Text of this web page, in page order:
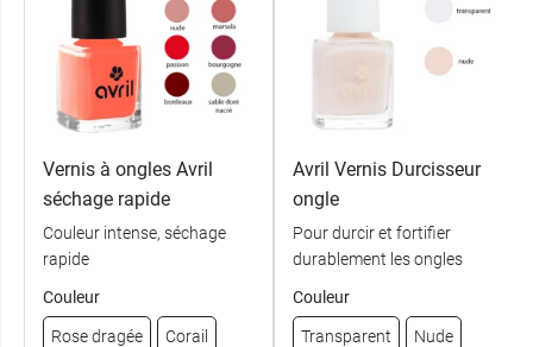
Vernis à ongles Avril
séchage rapide
Couleur intense, séchage
rapide
Couleur
Rose dragée Corail
Avril Vernis Durcisseur
ongle
Pour durcir et fortifier
durablement les ongles
Couleur
Transparent Nude